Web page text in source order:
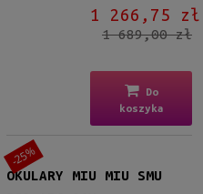
1 266,75 zł
1 689,00 zł
Do
koszyka
OKULARY MIU MIU SMU
-25%